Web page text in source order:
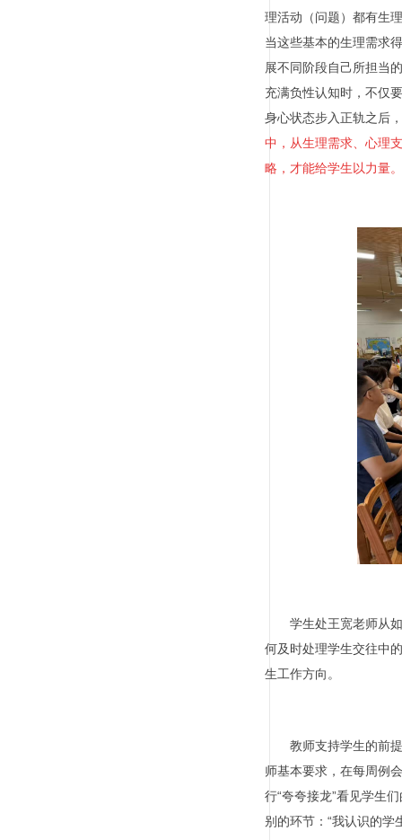
理活动（问题）都有生
当这些基本的生理需求
展不同阶段自己所担当
充满负性认知时，不仅
身心状态步入正轨之后
中，从生理需求、心理
略，才能给学生以力量。
学生处王宽老师从
何及时处理学生交往中
生工作方向。
教师支持学生的前
师基本要求，在每周例
行“夸夸接龙”看见学生
别的环节：“我认识的学